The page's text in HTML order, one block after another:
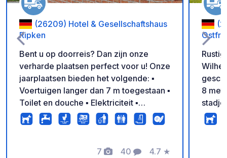
(26209) Hotel & Gesellschaftshaus
Ripken
Bent u op doorreis? Dan zijn onze
verharde plaatsen perfect voor u! Onze
jaarplaatsen bieden het volgende: ▪
Voertuigen langer dan 7 m toegestaan ▪
Toilet en douche ▪ Elektriciteit ▪
Afvalwaterafvoer ▪ Afvalwaterafvoer
op de begane grond ▪ Stortplaats
Broodjesservice ▪ Ontbijt (reserveren
7 40 4.7 ★
8
buurt